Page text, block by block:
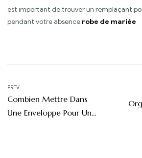
est important de trouver un remplaçant
pendant votre absence.robe de mariée
Navigation
de
l’article
PREV
Combien Mettre Dans
Une Enveloppe Pour Un